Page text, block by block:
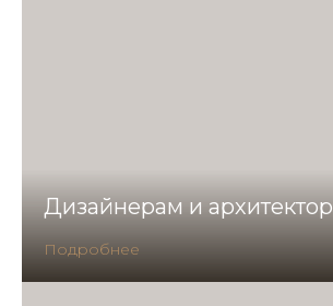
Дизайнерам и
Подробнее